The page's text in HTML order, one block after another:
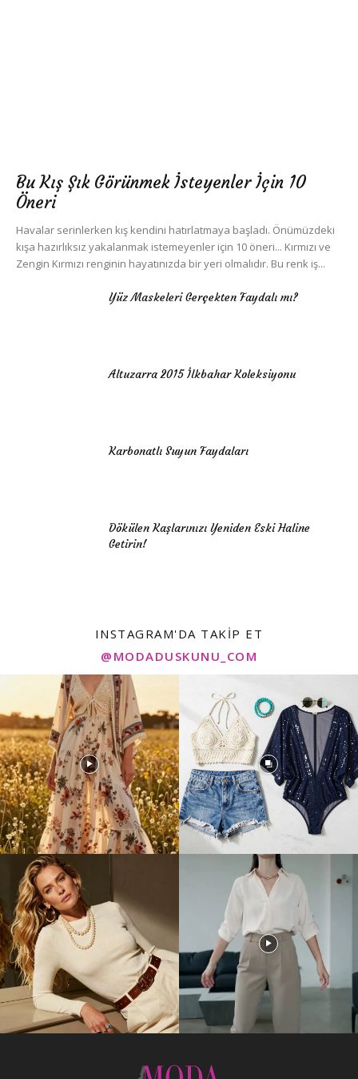
Bu Kış Şık Görünmek İsteyenler İçin 10
Öneri
Havalar serinlerken kış kendini hatırlatmaya başladı. Önümüzdeki
kışa hazırlıksız yakalanmak istemeyenler için 10 öneri... Kırmızı ve
Zengin Kırmızı renginin hayatınızda bir yeri olmalıdır. Bu renk iş...
Yüz Maskeleri Gerçekten Faydalı mı?
Altuzarra 2015 İlkbahar Koleksiyonu
Karbonatlı Suyun Faydaları
Dökülen Kaşlarınızı Yeniden Eski Haline
Getirin!
INSTAGRAM'DA TAKIP ET
@MODADUSKUNU_COM